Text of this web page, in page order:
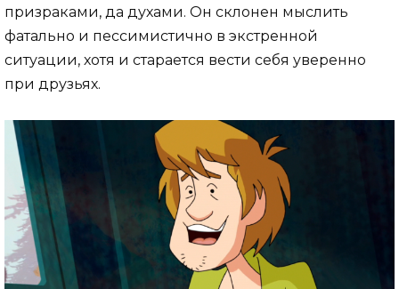
призраками, да духами. Он склонен мыслить
фатально и пессимистично в экстренной
ситуации, хотя и старается вести себя уверенно
при друзьях.